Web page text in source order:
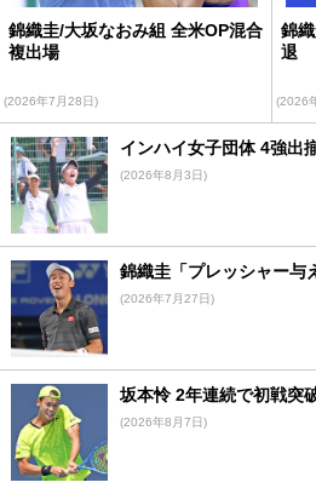
錦織圭/大坂なおみ組 全米OP混合
複出場
(2026年7月28日)
錦
退
(2026
インハイ女子団体 4強出
(2026年8月3日)
錦織圭「プレッシャー与
(2026年7月27日)
坂本怜 2年連続で初戦突
(2026年8月7日)